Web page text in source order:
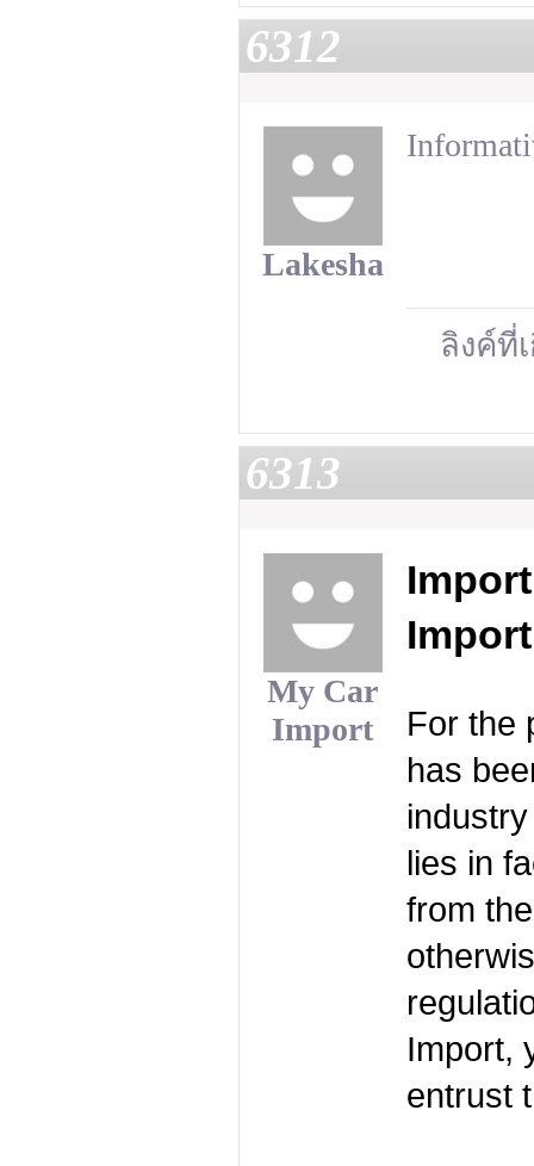
6312
Lakesha
ลิงค์ที่
6313
My Car
Import
For the
has
lies in
from
Import,
entrust